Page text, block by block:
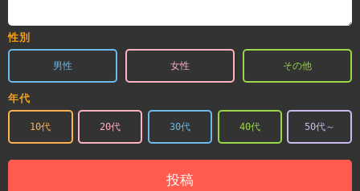
性別
男性 女性 その他
年代
10代 20代 30代 40代 50代～
投稿